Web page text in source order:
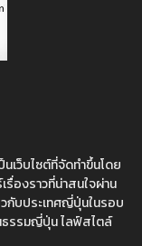
เว็บไซต์ที่จัดทำขึ้นโดย
องราวที่น่าสนใจผ่าน
กับประเทศญี่ปุ่นในรอบ
รรมญี่ปุ่น ไลฟ์สไตล์